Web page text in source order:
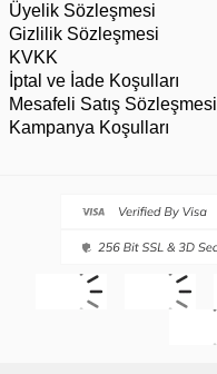
Üyelik Sözleşmesi
Gizlilik Sözleşmesi
KVKK
İptal ve İade Koşulları
Mesafeli Satış Sözleşmesi
Kampanya Koşulları